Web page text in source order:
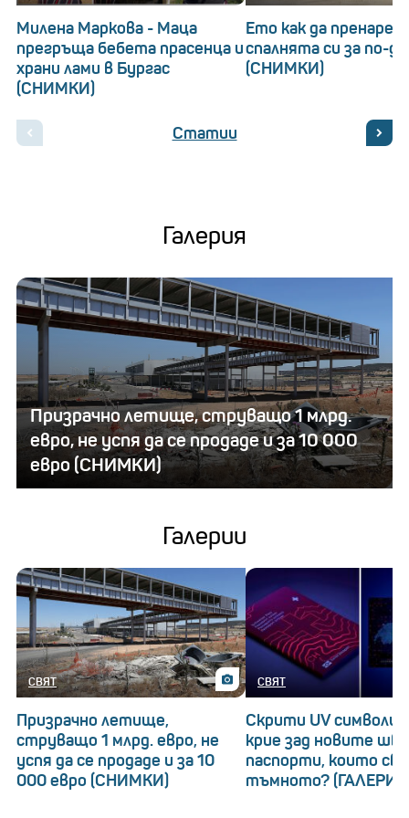
Милена Маркова - Маца
прегръща бебета прасенца и
храни лами в Бургас
(СНИМКИ)
Ето как да
спалнята си за по-
(СНИМКИ)
Статии
Галерия
Призрачно летище, струващо 1 млрд.
евро, не успя да се продаде и за 10 000
евро (СНИМКИ)
Галерии
СВЯТ
Призрачно летище,
струващо 1 млрд. евро, не
успя да се продаде и за 10
000 евро (СНИМКИ)
СВЯТ
Скрити UV символи:
крие зад новите
паспорти, които
тъмното?